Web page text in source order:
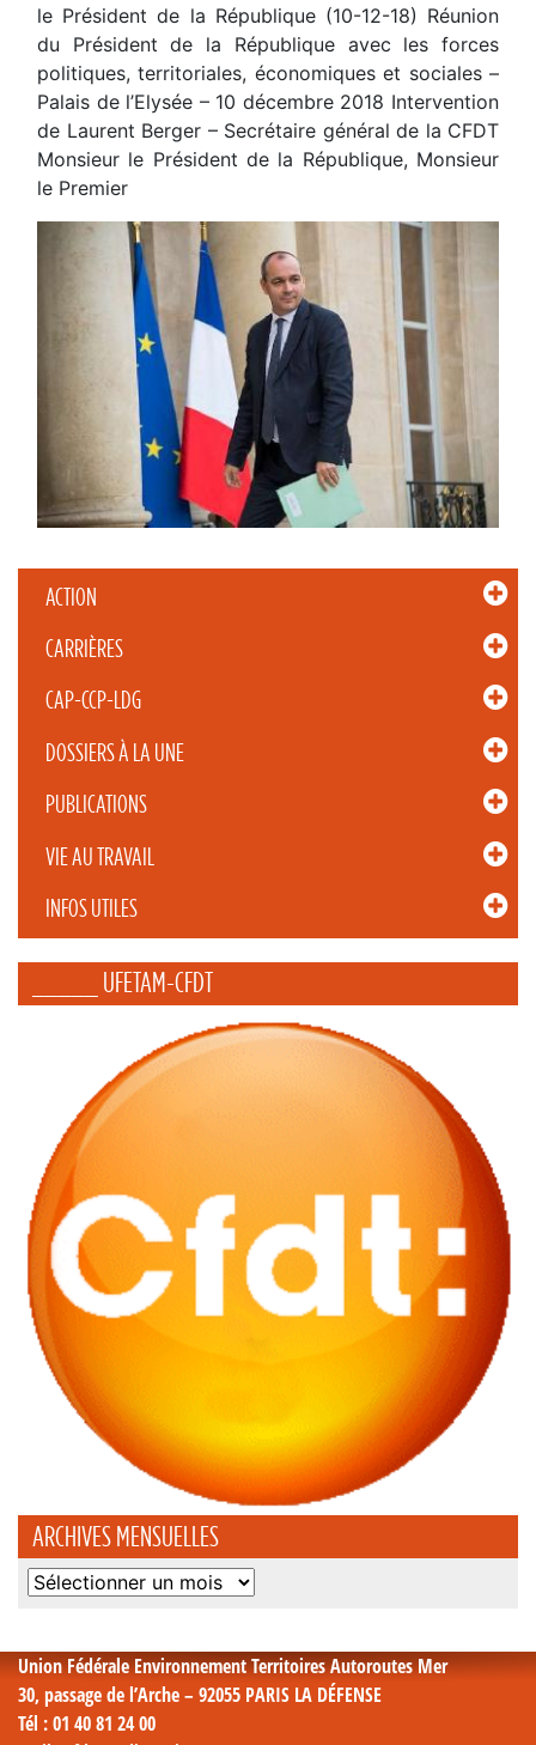
ACTION
CARRIÈRES
CAP-CCP-LDG
DOSSIERS À LA UNE
PUBLICATIONS
VIE AU TRAVAIL
INFOS UTILES
_____ UFETAM-CFDT
ARCHIVES MENSUELLES
Archives
le Président de la République (10-12-18) Réunion
du Président de la République avec les forces
politiques, territoriales, économiques et sociales –
Palais de l’Elysée – 10 décembre 2018 Intervention
de Laurent Berger – Secrétaire général de la CFDT
Monsieur le Président de la République, Monsieur
le Premier
Union Fédérale Environnement Territoires Autoroutes Mer
30, passage de l’Arche – 92055 PARIS LA DÉFENSE
Tél : 01 40 81 24 00